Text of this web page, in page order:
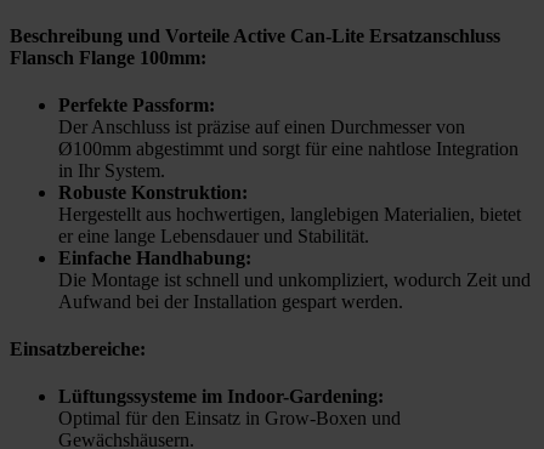
Beschreibung und Vorteile Active Can-Lite Ersatzanschluss
Flansch Flange 100mm:
Perfekte Passform:
Der Anschluss ist präzise auf einen Durchmesser von
Ø100mm abgestimmt und sorgt für eine nahtlose Integration
in Ihr System.
Robuste Konstruktion:
Hergestellt aus hochwertigen, langlebigen Materialien, bietet
er eine lange Lebensdauer und Stabilität.
Einfache Handhabung:
Die Montage ist schnell und unkompliziert, wodurch Zeit und
Aufwand bei der Installation gespart werden.
Einsatzbereiche:
Lüftungssysteme im Indoor-Gardening:
Optimal für den Einsatz in Grow-Boxen und
Gewächshäusern.